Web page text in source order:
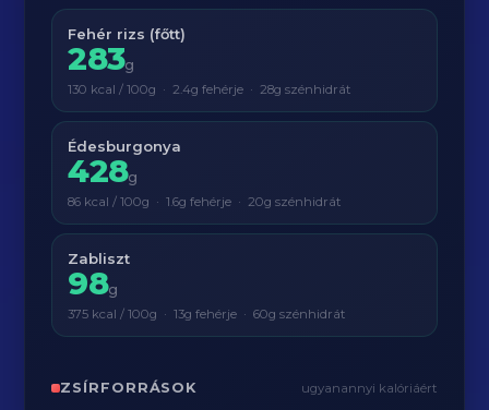
Fehér rizs (főtt)
283g
130 kcal / 100g · 2.4g fehérje · 28g szénhidrát
Édesburgonya
428g
86 kcal / 100g · 1.6g fehérje · 20g szénhidrát
Zabliszt
98g
375 kcal / 100g · 13g fehérje · 60g szénhidrát
ZSÍRFORRÁSOK ugyanannyi kalóriáért